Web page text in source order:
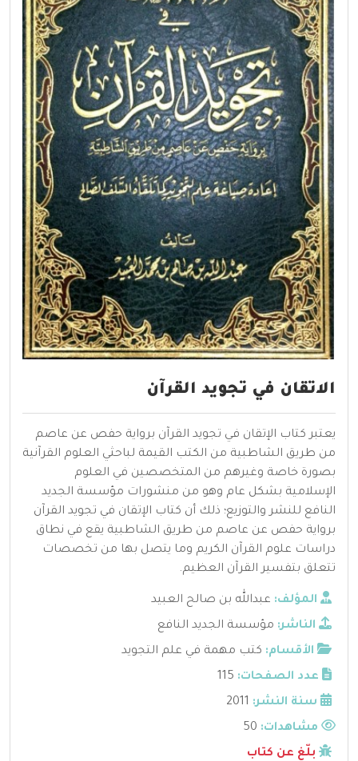
الاتقان في تجويد القرآن
يعتبر كتاب الإتقان في تجويد القرآن برواية حفص عن عاصم
من طريق الشاطبية من الكتب القيمة لباحثي العلوم القرآنية
بصورة خاصة وغيرهم من المتخصصين في العلوم
الإسلامية بشكل عام وهو من منشورات مؤسسة الجديد
النافع للنشر والتوزيع؛ ذلك أن كتاب الإتقان في تجويد القرآن
برواية حفص عن عاصم من طريق الشاطبية يقع في نطاق
دراسات علوم القرآن الكريم وما يتصل بها من تخصصات
تتعلق بتفسير القرآن العظيم.
المؤلف: عبدالله بن صالح العبيد
الناشر: مؤسسة الجديد النافع
الأقسام: كتب مهمة في علم التجويد
عدد الصفحات: 115
سنة النشر: 2011
مشاهدات:
بلّغ عن كتاب